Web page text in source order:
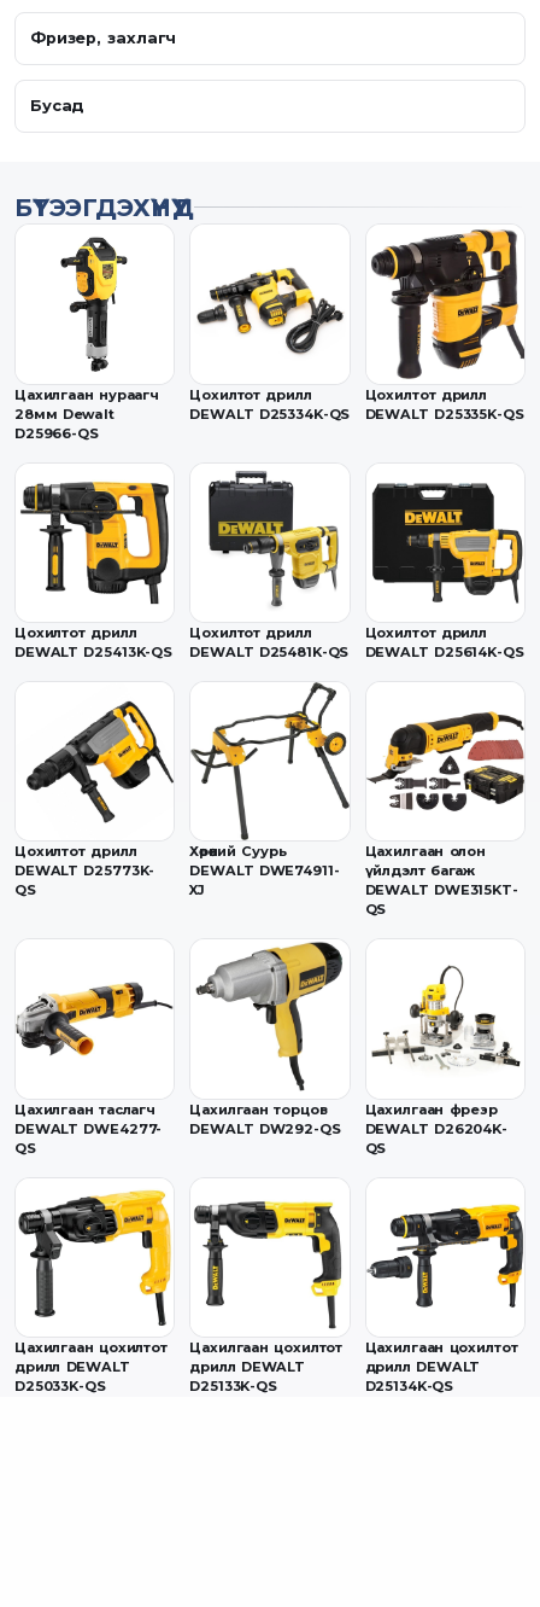
Фризер, захлагч
Бусад
БҮТЭЭГДЭХҮҮНҮҮД
Цахилгаан нураагч
28мм Dewalt
D25966-QS
Цохилтот дрилл
DEWALT D25334K-QS
Цохилтот дрилл
DEWALT D25335K-QS
Цохилтот дрилл
DEWALT D25413K-QS
Цохилтот дрилл
DEWALT D25481K-QS
Цохилтот дрилл
DEWALT D25614K-QS
Цохилтот дрилл
DEWALT D25773K-
QS
Хөрөөний Суурь
DEWALT DWE74911-
XJ
Цахилгаан олон
үйлдэлт багаж
DEWALT DWE315KT-
QS
Цахилгаан таслагч
DEWALT DWE4277-
QS
Цахилгаан торцов
DEWALT DW292-QS
Цахилгаан фрезр
DEWALT D26204K-
QS
Цахилгаан цохилтот
дрилл DEWALT
D25033K-QS
Цахилгаан цохилтот
дрилл DEWALT
D25133K-QS
Цахилгаан цохилтот
дрилл DEWALT
D25134K-QS